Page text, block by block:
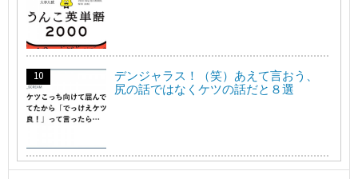
デンジャラス！（笑）あえて言おう、
尻の話ではなくケツの話だと８選